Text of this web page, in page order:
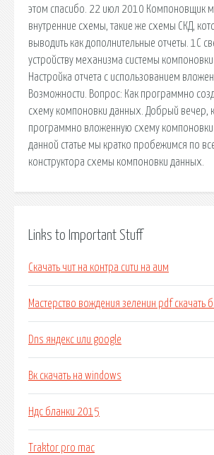
этом спасибо. 22 июл 2010 Компоновщик
внутренние схемы, такие же схемы СКД,
выводить как дополнительные отчеты. 1С
устройству механизма системы компоновки
Настройка отчета с использованием
Возможности. Вопрос: Как программно
схему компоновки данных. Добрый вечер,
программно вложенную схему
данной статье мы кратко пробежимся по
конструктора схемы компоновки данных.
Links to Important Stuff
Скачать чит на контра сити на аим
Мастерство вождения зеленин pdf скачать
Dns яндекс или google
Вк скачать на windows
Ндс бланки 2015
Traktor pro mac